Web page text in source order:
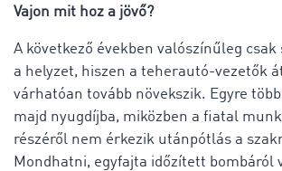
Vajon mit hoz a jövő?
A következő években valószínűleg csak
a helyzet, hiszen a teherautó-vezetők
várhatóan tovább növekszik. Egyre
majd nyugdíjba, miközben a fiatal
részéről nem érkezik utánpótlás a
Mondhatni, egyfajta időzített bombáról